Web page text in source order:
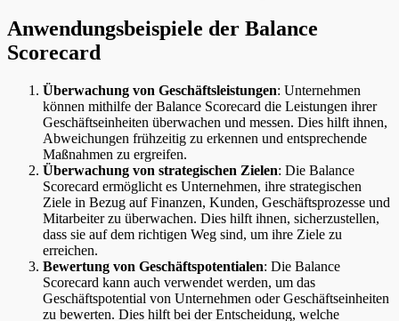
Anwendungsbeispiele der Balance
Scorecard
Überwachung von Geschäftsleistungen: Unternehmen
können mithilfe der Balance Scorecard die Leistungen ihrer
Geschäftseinheiten überwachen und messen. Dies hilft ihnen,
Abweichungen frühzeitig zu erkennen und entsprechende
Maßnahmen zu ergreifen.
Überwachung von strategischen Zielen: Die Balance
Scorecard ermöglicht es Unternehmen, ihre strategischen
Ziele in Bezug auf Finanzen, Kunden, Geschäftsprozesse und
Mitarbeiter zu überwachen. Dies hilft ihnen, sicherzustellen,
dass sie auf dem richtigen Weg sind, um ihre Ziele zu
erreichen.
Bewertung von Geschäftspotentialen: Die Balance
Scorecard kann auch verwendet werden, um das
Geschäftspotential von Unternehmen oder Geschäftseinheiten
zu bewerten. Dies hilft bei der Entscheidung, welche